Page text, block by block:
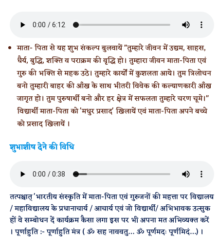
माता- पिता से यह शुभ संकल्प बुलवायें "तुम्हारे जीवन में उद्यम, साहस,
धैर्य, बुद्धि, शक्ति व पराक्रम की वृद्धि हो। तुम्हारा जीवन माता-पिता एवं
गुरु की भक्ति से महक उठे। तुम्हारे कार्यों में कुशलता आये। तुम त्रिलोचन
बनो तुम्हारी बाहर की आँख के साथ भीतरी विवेक की कल्याणकारी आँख
जागृत हो। तुम पुरुषार्थी बनो और हर क्षेत्र में सफलता तुम्हारे चरण चूमे।"
विद्यार्थी माता-पिता को 'मधुर प्रसाद' खिलायें एवं माता-पिता अपने बच्चे
को प्रसाद खिलायें ।
शुभाशीष देने की विधि
तत्पश्चात् 'भारतीय संस्कृति में माता-पिता एवं गुरुजनों की महत्ता पर विद्यालय
/ महाविद्यालय के प्रधानाचार्य / आचार्य एवं जो विद्यार्थी/ अभिभावक उत्सुक
हों वे सम्बोधन दें कार्यक्रम कैसा लगा इस पर भी अपना मत अभिव्यक्त करें
। पूर्णाहुति :- पूर्णाहुति मंत्र ( ॐ सह नाववतु… ॐ पूर्णमदः पूर्णमिदं…) ।